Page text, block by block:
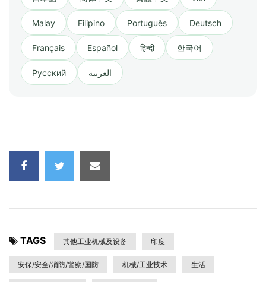
Malay Filipino Português Deutsch
Français Español हिन्दी 한국어
Русский العربية
TAGS 其他工业机械及设备 印度
安保/安全/消防/警察/国防 机械/工业技术 生活